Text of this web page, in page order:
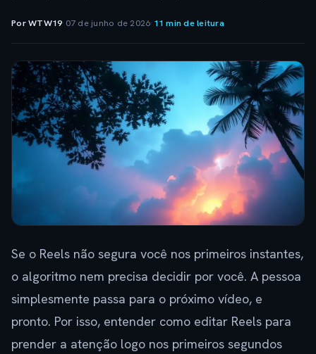
Por WTW19· 07 de junho de 2026· 11 min de leitura
Se o Reels não segura você nos primeiros instantes,
o algoritmo nem precisa decidir por você. A pessoa
simplesmente passa para o próximo vídeo, e
pronto. Por isso, entender como editar Reels para
prender a atenção logo nos primeiros segundos